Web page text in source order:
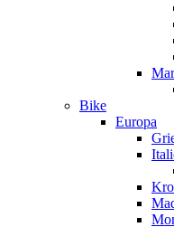
Bike
Europa